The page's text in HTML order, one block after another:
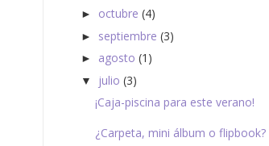
► octubre (4)
► septiembre (3)
► agosto (1)
▼ julio (3)
¡Caja-piscina para este verano!
¿Carpeta, mini álbum o flipbook?